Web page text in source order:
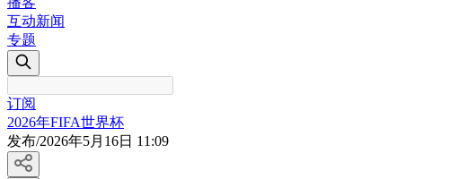
互动新闻
专题
订阅
2026年FIFA世界杯
发布/2026年5月16日 11:09